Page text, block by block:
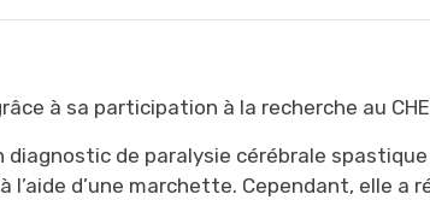
à sa participation à la recherche au
de paralysie cérébrale spastique
l’aide d’une marchette. Cependant, elle a